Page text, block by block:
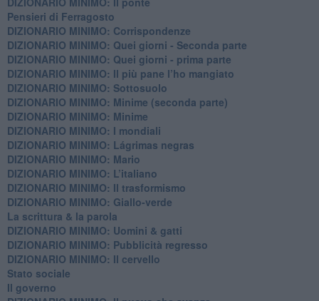
Pensieri di Ferragosto
DIZIONARIO MINIMO: Corrispondenze
DIZIONARIO MINIMO: Quei giorni - Seconda parte
DIZIONARIO MINIMO: Quei giorni - prima parte
DIZIONARIO MINIMO: Il più pane l’ho mangiato
DIZIONARIO MINIMO: Sottosuolo
DIZIONARIO MINIMO: Minime (seconda parte)
DIZIONARIO MINIMO: Minime
DIZIONARIO MINIMO: ​I mondiali
DIZIONARIO MINIMO: ​Lágrimas negras
DIZIONARIO MINIMO: Mario
DIZIONARIO MINIMO: L’italiano
DIZIONARIO MINIMO: Il trasformismo
DIZIONARIO MINIMO: Giallo-verde
La scrittura & la parola
​DIZIONARIO MINIMO: Uomini & gatti
DIZIONARIO MINIMO: ​Pubblicità regresso
DIZIONARIO MINIMO: Il cervello
Stato sociale
Il governo